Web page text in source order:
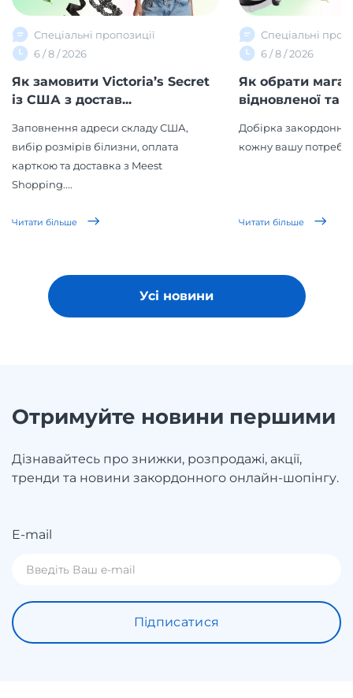
Спеціальні пропозиції
6 / 8 / 2026
Як замовити Victoria’s Secret
із США з достав...
Заповнення адреси складу США,
вибір розмірів білизни, оплата
карткою та доставка з Meest
Shopping....
Читати більше
Спеціальні
6 / 8 / 2026
Як обрати
відновленої та
Добірка
кожну вашу потребу!
Читати більше
Усі новини
Отримуйте новини першими
Дізнавайтесь про знижки, розпродажі, акції,
тренди та новини закордонного онлайн-шопінгу.
E-mail
Підписатися